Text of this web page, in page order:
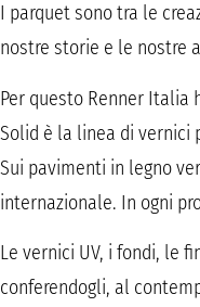
I parquet sono tra le
nostre storie e le nostre
Per questo Renner Italia
Solid è la linea di vernici
Sui pavimenti in legno
internazionale. In ogni
Le vernici UV, i fondi, le
conferendogli, al